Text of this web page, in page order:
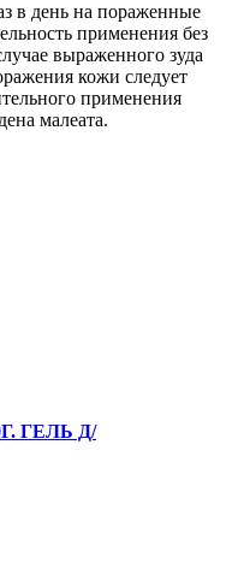
в день на пораженные
применения без
выраженного зуда
кожи следует
применения
малеата.
ГЕЛЬ Д/